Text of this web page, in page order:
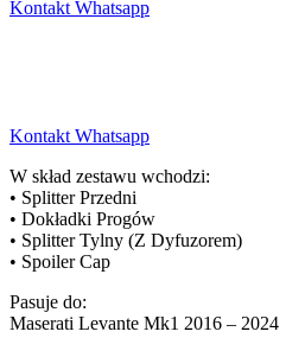
Kontakt Whatsapp
Kontakt Whatsapp
W skład zestawu wchodzi:
• Splitter Przedni
• Dokładki Progów
• Splitter Tylny (Z Dyfuzorem)
• Spoiler Cap
Pasuje do:
Maserati Levante Mk1 2016 – 2024